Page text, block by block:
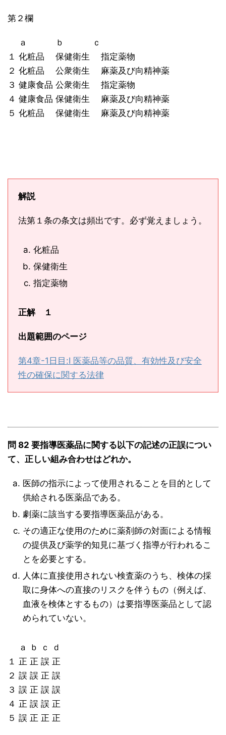
第２欄
ａ ｂ ｃ
１ 化粧品 保健衛生 指定薬物
２ 化粧品 公衆衛生 麻薬及び向精神薬
３ 健康食品 公衆衛生 指定薬物
４ 健康食品 保健衛生 麻薬及び向精神薬
５ 化粧品 保健衛生 麻薬及び向精神薬
解説
法第１条の条文は頻出です。必ず覚えましょう。
化粧品
保健衛生
指定薬物
正解 １
出題範囲のページ
第4章-1日目:Ⅰ 医薬品等の品質、有効性及び安全
性の確保に関する法律
問 82 要指導医薬品に関する以下の記述の正誤につい
て、正しい組み合わせはどれか。
医師の指示によって使用されることを目的として
供給される医薬品である。
劇薬に該当する要指導医薬品がある。
その適正な使用のために薬剤師の対面による情報
の提供及び薬学的知見に基づく指導が行われるこ
とを必要とする。
人体に直接使用されない検査薬のうち、検体の採
取に身体への直接のリスクを伴うもの（例えば、
血液を検体とするもの）は要指導医薬品として認
められていない。
ａ ｂ ｃ ｄ
１ 正 正 誤 正
２ 誤 誤 正 誤
３ 誤 正 誤 誤
４ 正 誤 誤 正
５ 誤 正 正 正